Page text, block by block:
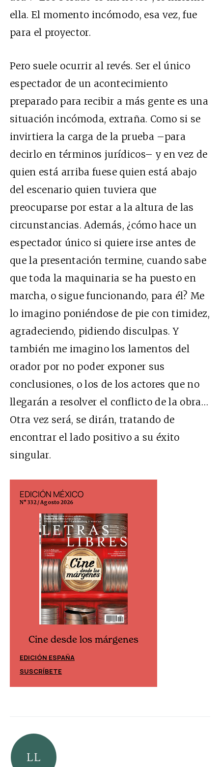
ella. El momento incómodo, esa vez, fue
para el proyector.
Pero suele ocurrir al revés. Ser el único
espectador de un acontecimiento
preparado para recibir a más gente es una
situación incómoda, extraña. Como si se
invirtiera la carga de la prueba –para
decirlo en términos jurídicos– y en vez de
quien está arriba fuese quien está abajo
del escenario quien tuviera que
preocuparse por estar a la altura de las
circunstancias. Además, ¿cómo hace un
espectador único si quiere irse antes de
que la presentación termine, cuando sabe
que toda la maquinaria se ha puesto en
marcha, o sigue funcionando, para él? Me
lo imagino poniéndose de pie con timidez,
agradeciendo, pidiendo disculpas. Y
también me imagino los lamentos del
orador por no poder exponer sus
conclusiones, o los de los actores que no
llegarán a resolver el conflicto de la obra…
Otra vez será, se dirán, tratando de
encontrar el lado positivo a su éxito
singular.
EDICIÓN MÉXICO
N° 332 / Agosto 2026
Cine desde los márgenes
EDICIÓN ESPAÑA
SUSCRÍBETE